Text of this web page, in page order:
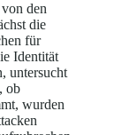
den
die
für
Identität
untersucht
ob
wurden